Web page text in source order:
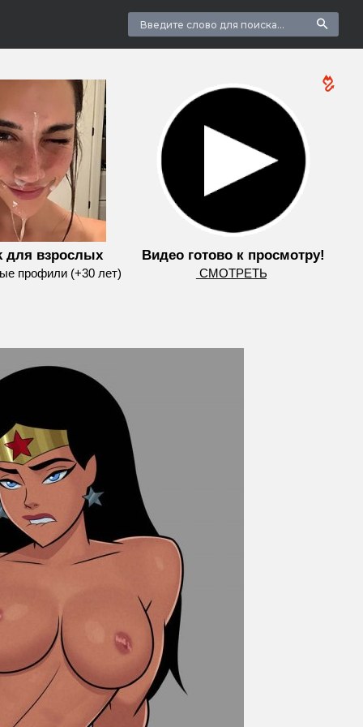
для взрослых
профили (+30 лет)
Видео готово к просмотру!
͟С͟М͟О͟Т͟Р͟Е͟Т͟Ь